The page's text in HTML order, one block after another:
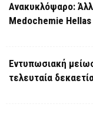
Ανακυκλόψαρο:
Medochemie Hellas
Εντυπωσιακή
τελευταία